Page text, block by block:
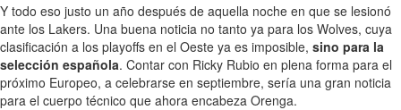
Y todo eso justo un año después de aquella noche en que se lesionó
ante los Lakers. Una buena noticia no tanto ya para los Wolves, cuya
clasificación a los playoffs en el Oeste ya es imposible, sino para la
selección española. Contar con Ricky Rubio en plena forma para el
próximo Europeo, a celebrarse en septiembre, sería una gran noticia
para el cuerpo técnico que ahora encabeza Orenga.